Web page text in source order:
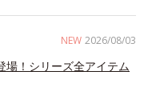
NEW 2026/08/03
場！シリーズ全アイテム